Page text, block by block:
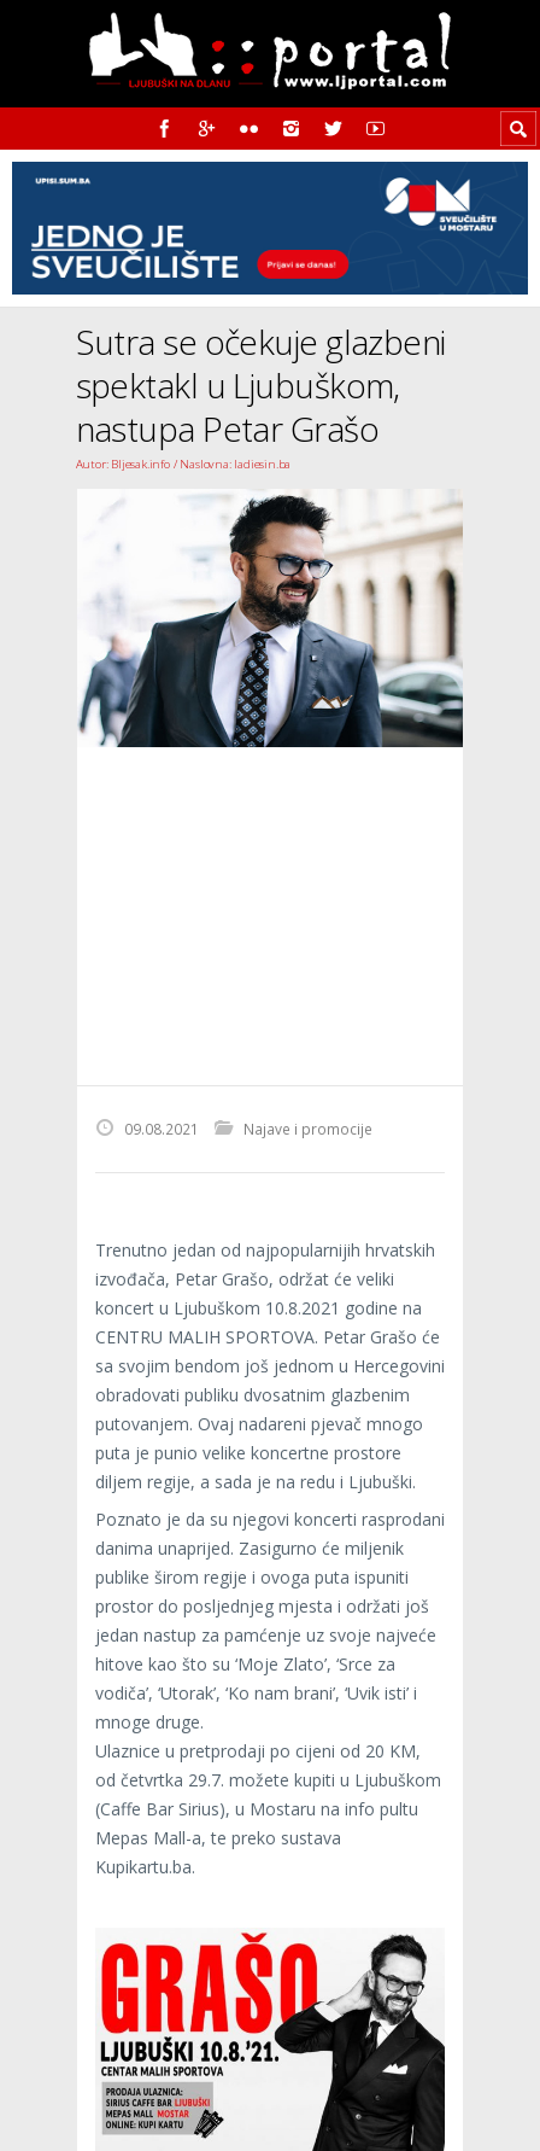
Sutra se očekuje glazbeni
spektakl u Ljubuškom,
nastupa Petar Grašo
Autor: Bljesak.info / Naslovna: ladiesin.ba
09.08.2021 Najave i promocije
Trenutno jedan od najpopularnijih hrvatskih
izvođača, Petar Grašo, održat će veliki
koncert u Ljubuškom 10.8.2021 godine na
CENTRU MALIH SPORTOVA. Petar Grašo će
sa svojim bendom još jednom u Hercegovini
obradovati publiku dvosatnim glazbenim
putovanjem. Ovaj nadareni pjevač mnogo
puta je punio velike koncertne prostore
diljem regije, a sada je na redu i Ljubuški.
Poznato je da su njegovi koncerti rasprodani
danima unaprijed. Zasigurno će miljenik
publike širom regije i ovoga puta ispuniti
prostor do posljednjeg mjesta i održati još
jedan nastup za pamćenje uz svoje najveće
hitove kao što su ‘Moje Zlato’, ‘Srce za
vodiča’, ‘Utorak’, ‘Ko nam brani’, ‘Uvik isti’ i
mnoge druge.
Ulaznice u pretprodaji po cijeni od 20 KM,
od četvrtka 29.7. možete kupiti u Ljubuškom
(Caffe Bar Sirius), u Mostaru na info pultu
Mepas Mall-a, te preko sustava
Kupikartu.ba.